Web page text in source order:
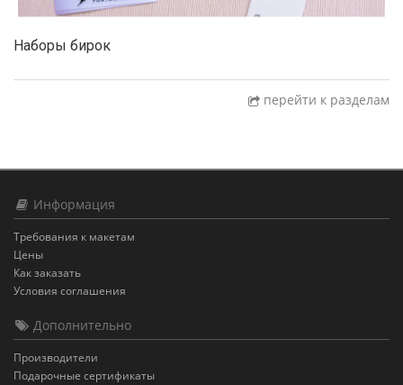
Наборы бирок
перейти к разделам
Информация
Требования к макетам
Цены
Как заказать
Условия соглашения
Дополнительно
Производители
Подарочные сертификаты